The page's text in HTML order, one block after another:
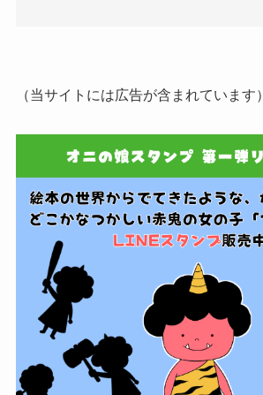
（当サイトには広告が含まれています）